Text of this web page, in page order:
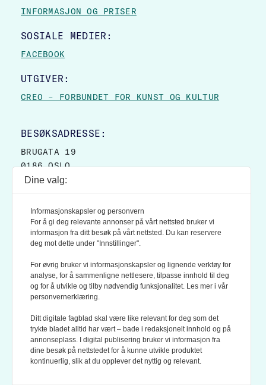
INFORMASJON OG PRISER
SOSIALE MEDIER:
FACEBOOK
UTGIVER:
CREO – FORBUNDET FOR KUNST OG KULTUR
BESØKSADRESSE:
BRUGATA 19
0186 OSLO
POSTBOKS 9007 GRØNLAND
0133 OSLO
LES OGSÅ:
KONTEKSTS PERSONVERN-POLICY
KONTEKST ER MEDLEM AV FAGPRESSEN OG
Dine valg:
Informasjonskapsler og personvern
For å gi deg relevante annonser på vårt nettsted bruker vi
informasjon fra ditt besøk på vårt nettsted. Du kan reservere
deg mot dette under "Innstillinger".
For øvrig bruker vi informasjonskapsler og lignende verktøy for
analyse, for å sammenligne nettlesere, tilpasse innhold til deg
og for å utvikle og tilby nødvendig funksjonalitet. Les mer i vår
personvernerklæring.
Ditt digitale fagblad skal være like relevant for deg som det
trykte bladet alltid har vært – bade i redaksjonelt innhold og på
annonseplass. I digital publisering bruker vi informasjon fra
dine besøk på nettstedet for å kunne utvikle produktet
kontinuerlig, slik at du opplever det nyttig og relevant.